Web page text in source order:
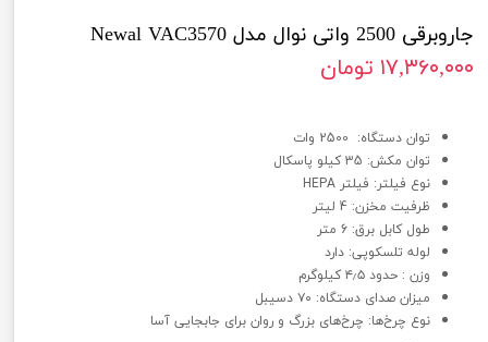
جاروبرقی 2500 واتی نوال مدل Newal VAC3570
۱۷,۳۶۰,۰۰۰ تومان
توان دستگاه: 2500 وات
توان مکش: 35 کیلو پاسکال
نوع فیلتر: فیلتر HEPA
ظرفیت مخزن: 4 لیتر
طول کابل برق: 6 متر
لوله تلسکوپی: دارد
وزن : حدود ۴٫۵ کیلوگرم
میزان صدای دستگاه: ۷۰ دسیبل
نوع چرخ‌ها: چرخ‌های بزرگ و روان برای جابجایی آسا